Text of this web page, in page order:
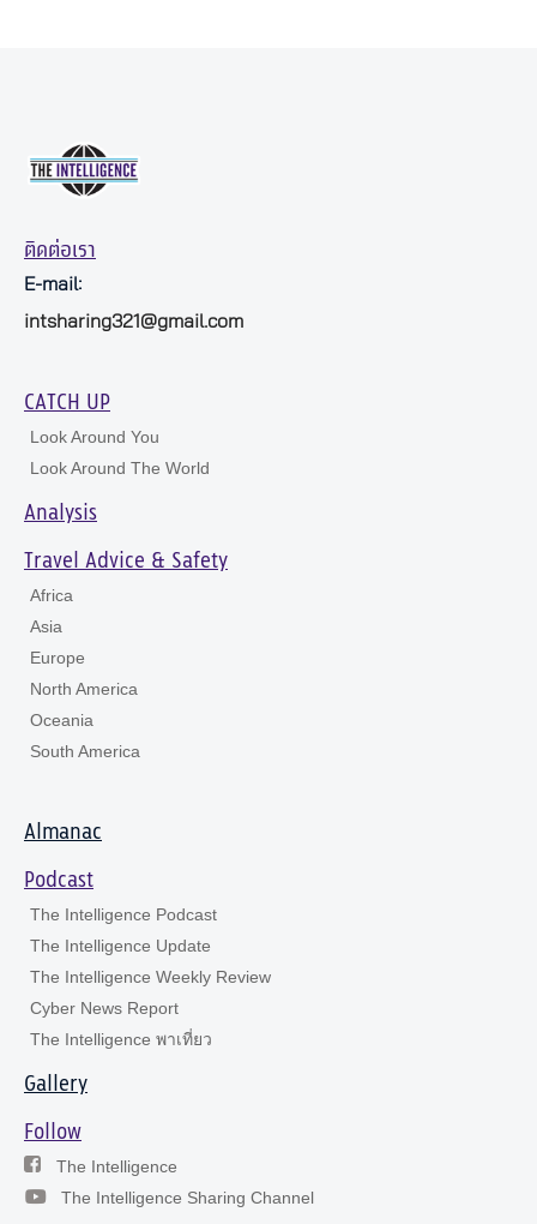
ติดต่อเรา
E-mail:
intsharing321@gmail.com
CATCH UP
Look Around You
Look Around The World
Analysis
Travel Advice & Safety
Africa
Asia
Europe
North America
Oceania
South America
Almanac
Podcast
The Intelligence Podcast
The Intelligence Update
The Intelligence Weekly Review
Cyber News Report
The Intelligence พาเที่ยว
Gallery
Follow
The Intelligence
The Intelligence Sharing Channel